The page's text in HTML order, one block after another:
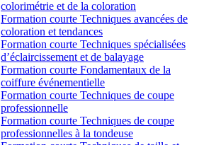
colorimétrie et de la coloration
Formation courte Techniques avancées de
coloration et tendances
Formation courte Techniques spécialisées
d’éclaircissement et de balayage
Formation courte Fondamentaux de la
coiffure événementielle
Formation courte Techniques de coupe
professionnelle
Formation courte Techniques de coupe
professionnelles à la tondeuse